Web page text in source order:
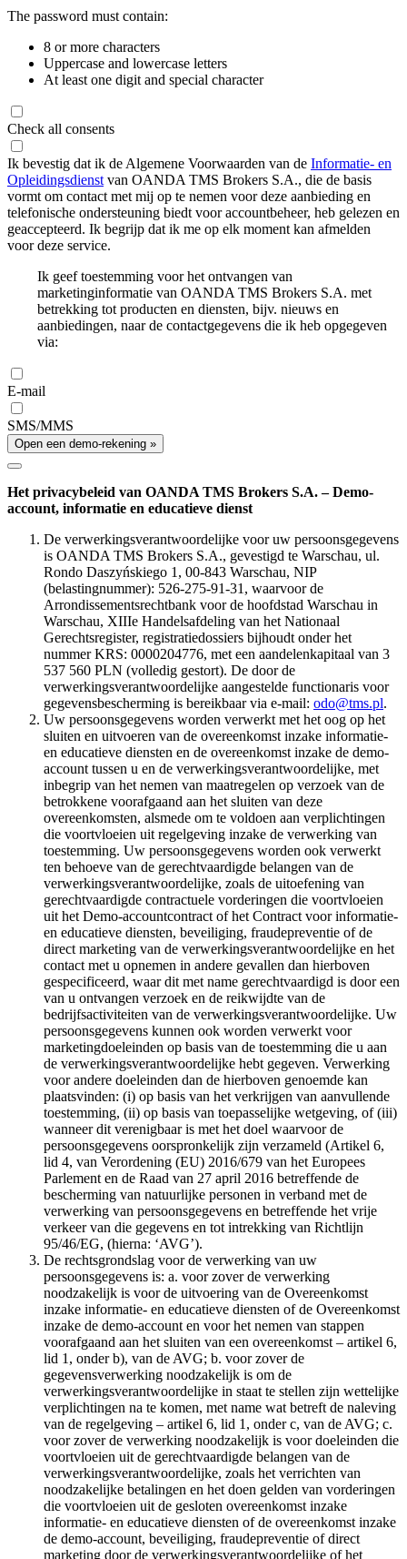
The password must contain:
8 or more characters
Uppercase and lowercase letters
At least one digit and special character
Check all consents
Ik bevestig dat ik de Algemene Voorwaarden van de Informatie- en
Opleidingsdienst van OANDA TMS Brokers S.A., die de basis
vormt om contact met mij op te nemen voor deze aanbieding en
telefonische ondersteuning biedt voor accountbeheer, heb gelezen en
geaccepteerd. Ik begrijp dat ik me op elk moment kan afmelden
voor deze service.
Ik geef toestemming voor het ontvangen van
marketinginformatie van OANDA TMS Brokers S.A. met
betrekking tot producten en diensten, bijv. nieuws en
aanbiedingen, naar de contactgegevens die ik heb opgegeven
via:
E-mail
SMS/MMS
Open een demo-rekening »
Het privacybeleid van OANDA TMS Brokers S.A. – Demo-
account, informatie en educatieve dienst
De verwerkingsverantwoordelijke voor uw persoonsgegevens
is OANDA TMS Brokers S.A., gevestigd te Warschau, ul.
Rondo Daszyńskiego 1, 00-843 Warschau, NIP
(belastingnummer): 526-275-91-31, waarvoor de
Arrondissementsrechtbank voor de hoofdstad Warschau in
Warschau, XIIIe Handelsafdeling van het Nationaal
Gerechtsregister, registratiedossiers bijhoudt onder het
nummer KRS: 0000204776, met een aandelenkapitaal van 3
537 560 PLN (volledig gestort). De door de
verwerkingsverantwoordelijke aangestelde functionaris voor
gegevensbescherming is bereikbaar via e-mail: odo@tms.pl.
Uw persoonsgegevens worden verwerkt met het oog op het
sluiten en uitvoeren van de overeenkomst inzake informatie-
en educatieve diensten en de overeenkomst inzake de demo-
account tussen u en de verwerkingsverantwoordelijke, met
inbegrip van het nemen van maatregelen op verzoek van de
betrokkene voorafgaand aan het sluiten van deze
overeenkomsten, alsmede om te voldoen aan verplichtingen
die voortvloeien uit regelgeving inzake de verwerking van
toestemming. Uw persoonsgegevens worden ook verwerkt
ten behoeve van de gerechtvaardigde belangen van de
verwerkingsverantwoordelijke, zoals de uitoefening van
gerechtvaardigde contractuele vorderingen die voortvloeien
uit het Demo-accountcontract of het Contract voor informatie-
en educatieve diensten, beveiliging, fraudepreventie of de
direct marketing van de verwerkingsverantwoordelijke en het
contact met u opnemen in andere gevallen dan hierboven
gespecificeerd, waar dit met name gerechtvaardigd is door een
van u ontvangen verzoek en de reikwijdte van de
bedrijfsactiviteiten van de verwerkingsverantwoordelijke. Uw
persoonsgegevens kunnen ook worden verwerkt voor
marketingdoeleinden op basis van de toestemming die u aan
de verwerkingsverantwoordelijke hebt gegeven. Verwerking
voor andere doeleinden dan de hierboven genoemde kan
plaatsvinden: (i) op basis van het verkrijgen van aanvullende
toestemming, (ii) op basis van toepasselijke wetgeving, of (iii)
wanneer dit verenigbaar is met het doel waarvoor de
persoonsgegevens oorspronkelijk zijn verzameld (Artikel 6,
lid 4, van Verordening (EU) 2016/679 van het Europees
Parlement en de Raad van 27 april 2016 betreffende de
bescherming van natuurlijke personen in verband met de
verwerking van persoonsgegevens en betreffende het vrije
verkeer van die gegevens en tot intrekking van Richtlijn
95/46/EG, (hierna: ‘AVG’).
De rechtsgrondslag voor de verwerking van uw
persoonsgegevens is: a. voor zover de verwerking
noodzakelijk is voor de uitvoering van de Overeenkomst
inzake informatie- en educatieve diensten of de Overeenkomst
inzake de demo-account en voor het nemen van stappen
voorafgaand aan het sluiten van een overeenkomst – artikel 6,
lid 1, onder b), van de AVG; b. voor zover de
gegevensverwerking noodzakelijk is om de
verwerkingsverantwoordelijke in staat te stellen zijn wettelijke
verplichtingen na te komen, met name wat betreft de naleving
van de regelgeving – artikel 6, lid 1, onder c, van de AVG; c.
voor zover de verwerking noodzakelijk is voor doeleinden die
voortvloeien uit de gerechtvaardigde belangen van de
verwerkingsverantwoordelijke, zoals het verrichten van
noodzakelijke betalingen en het doen gelden van vorderingen
die voortvloeien uit de gesloten overeenkomst inzake
informatie- en educatieve diensten of de overeenkomst inzake
de demo-account, beveiliging, fraudepreventie of direct
marketing door de verwerkingsverantwoordelijke of het